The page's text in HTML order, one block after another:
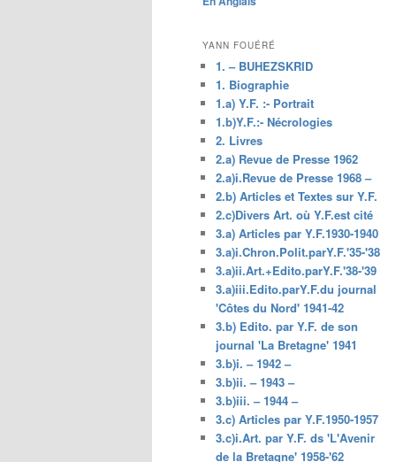
principal
YANN FOUÉRÉ
1. – BUHEZSKRID
1. Biographie
1.a) Y.F. :- Portrait
1.b)Y.F.:- Nécrologies
2. Livres
2.a) Revue de Presse 1962
2.a)i.Revue de Presse 1968 –
2.b) Articles et Textes sur Y.F.
2.c)Divers Art. où Y.F.est cité
3.a) Articles par Y.F.1930-1940
3.a)i.Chron.Polit.parY.F.'35-'38
3.a)ii.Art.+Edito.parY.F.'38-'39
3.a)iii.Edito.parY.F.du journal
'Côtes du Nord' 1941-42
3.b) Edito. par Y.F. de son
journal 'La Bretagne' 1941
3.b)i. – 1942 –
3.b)ii. – 1943 –
3.b)iii. – 1944 –
3.c) Articles par Y.F.1950-1957
3.c)i.Art. par Y.F. ds 'L'Avenir
de la Bretagne' 1958-'62